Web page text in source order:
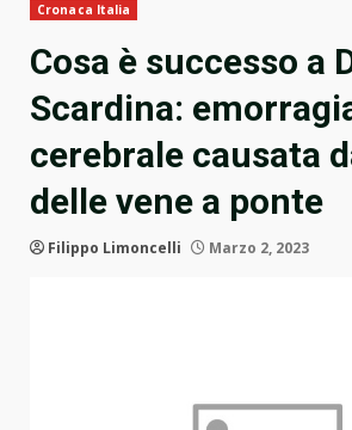
Cronaca Italia
Cosa è successo a
Scardina:
cerebrale causata
delle vene a ponte
Filippo Limoncelli Marzo 2, 2023